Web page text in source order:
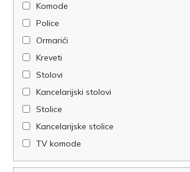
Komode
Police
Ormarići
Kreveti
Stolovi
Kancelarijski stolovi
Stolice
Kancelarijske stolice
TV komode
Cipelarnici